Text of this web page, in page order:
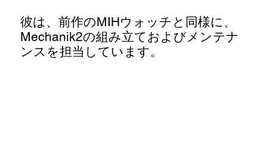
彼は、前作のMIHウォッチと同様に、
Mechanik2の組み立ておよびメンテナ
ンスを担当しています。